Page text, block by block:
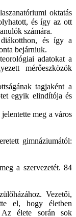
oktatás
és így az ott
számára.
és így a
bejárniuk.
adatokat a
mérőeszközök
tagjaként a
egyik elindítója és
meg a város
gimnáziumától:
a szervezetét. 84
Vezetői,
el, hogy életben
Az élete során sok